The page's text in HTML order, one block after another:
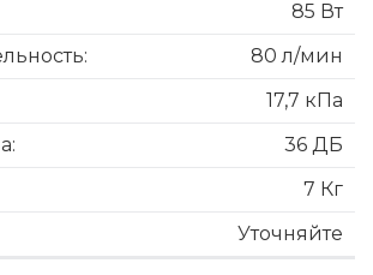
85 Вт
80 л/мин
17,7 кПа
36 ДБ
7 Кг
Уточняйте